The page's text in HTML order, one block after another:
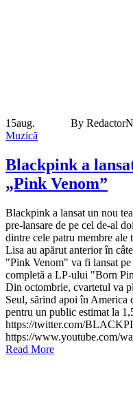
15aug. By Redactor
Muzică
Blackpink a
„Pink Venom”
Blackpink a lansat un nou
pre-lansare de pe cel de-al
dintre cele patru membre ale
Lisa au apărut anterior în
"Pink Venom" va fi lansat pe
completă a LP-ului "Born
Din octombrie, cvartetul va
Seul, sărind apoi în America
pentru un public estimat la
https://twitter.com/
https://www.youtube.com/
Read More